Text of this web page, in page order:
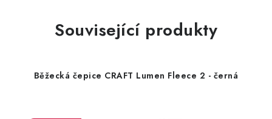
Související produkty
Běžecká čepice CRAFT Lumen Fleece 2 - černá